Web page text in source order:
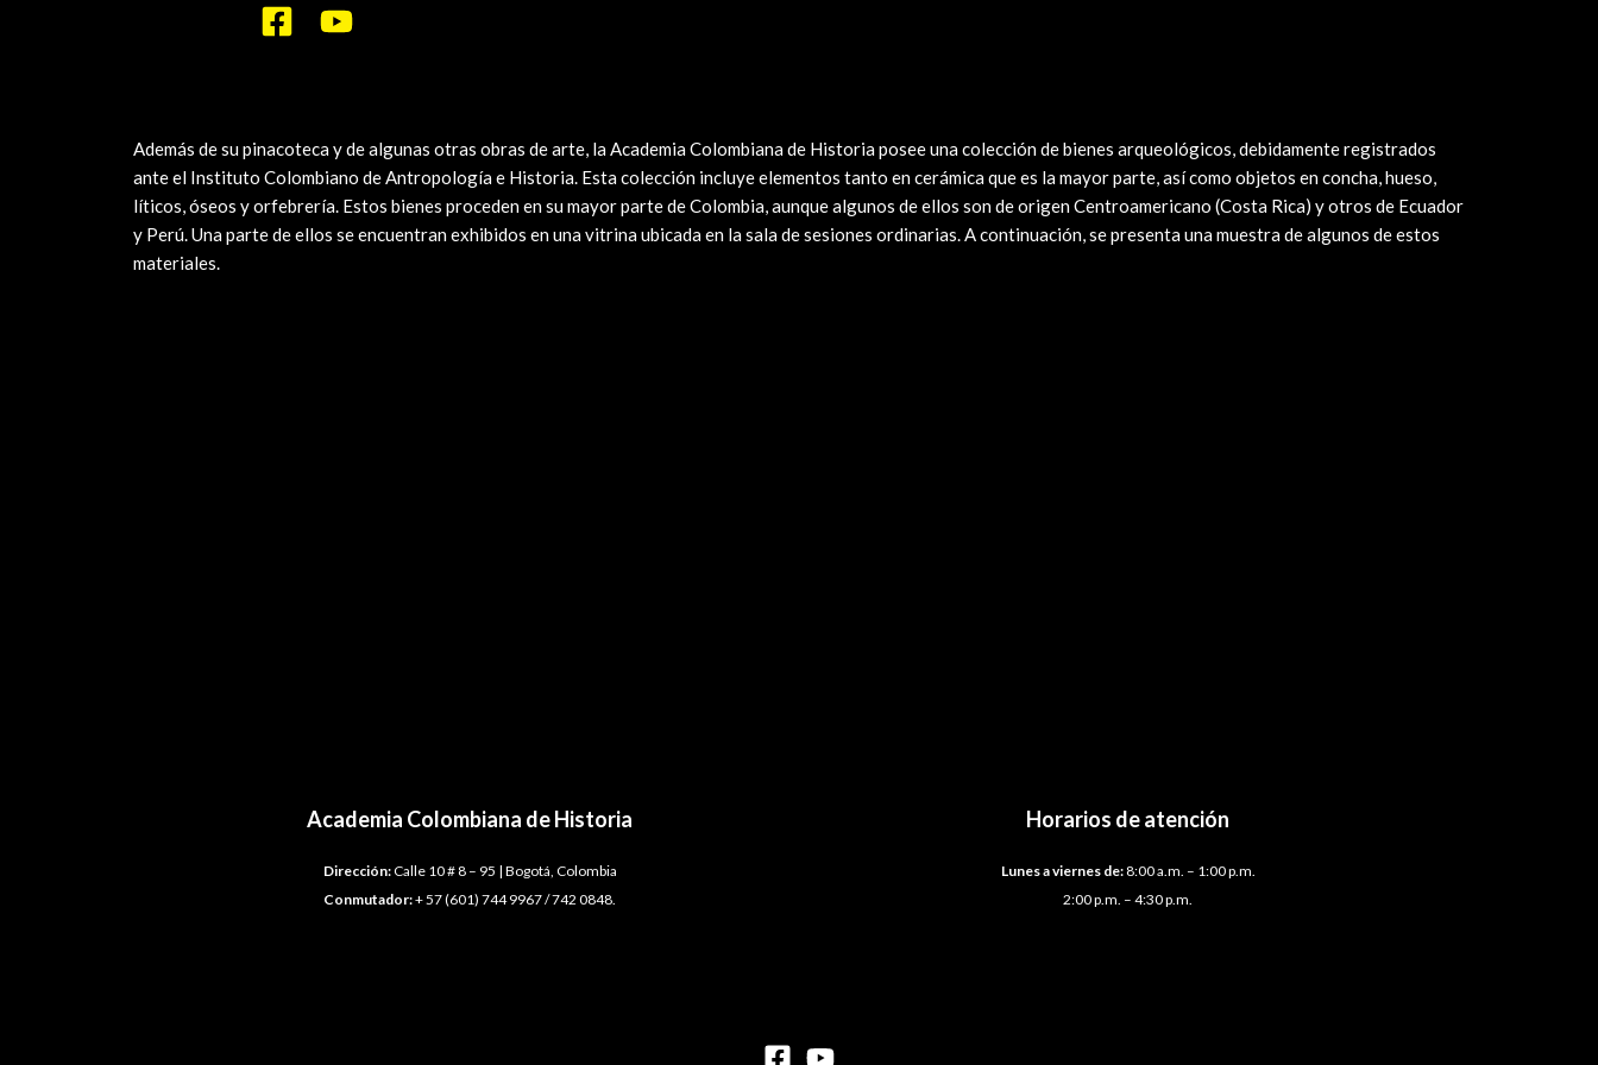
Además de su pinacoteca y de algunas otras obras de arte, la Academia Colombiana de Historia posee una colección de bienes arqueológicos, debidamente registrados
ante el Instituto Colombiano de Antropología e Historia. Esta colección incluye elementos tanto en cerámica que es la mayor parte, así como objetos en concha, hueso,
líticos, óseos y orfebrería. Estos bienes proceden en su mayor parte de Colombia, aunque algunos de ellos son de origen Centroamericano (Costa Rica) y otros de Ecuador
y Perú. Una parte de ellos se encuentran exhibidos en una vitrina ubicada en la sala de sesiones ordinarias. A continuación, se presenta una muestra de algunos de estos
materiales.
Academia Colombiana de Historia
Dirección:Calle 10 # 8 – 95 | Bogotá, Colombia
Conmutador:+ 57 (601) 744 9967 / 742 0848.
Horarios de atención
Lunes a viernes de:8:00 a.m. – 1:00 p.m.
2:00 p.m. – 4:30 p.m.